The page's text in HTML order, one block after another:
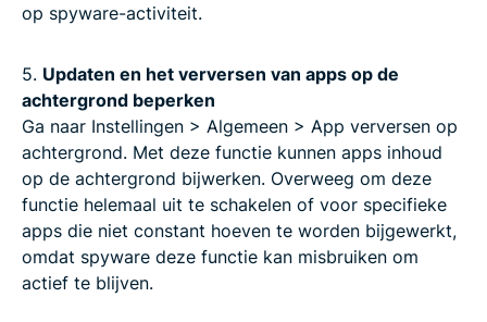
op spyware-activiteit.
5. Updaten en het verversen van apps op de
achtergrond beperken
Ga naar Instellingen > Algemeen > App verversen op
achtergrond. Met deze functie kunnen apps inhoud
op de achtergrond bijwerken. Overweeg om deze
functie helemaal uit te schakelen of voor specifieke
apps die niet constant hoeven te worden bijgewerkt,
omdat spyware deze functie kan misbruiken om
actief te blijven.